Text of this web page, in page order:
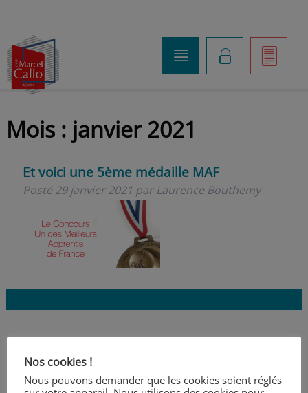
]
K
o
Mois : janvier 2021
Et voici une 5ème médaille MAF
Posté 29 janvier 2021 par Laurence Bouthemy
Encore 2 médaillés au MAF
Posté26 janvier 2021
Nos cookies !
Nous pouvons demander que les cookies soient réglés